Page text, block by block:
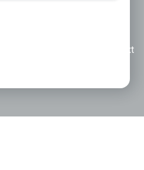
Next